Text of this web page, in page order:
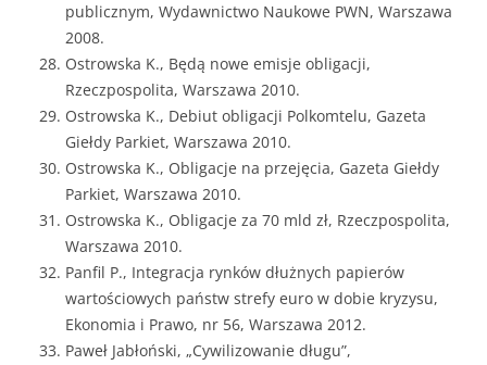
publicznym, Wydawnictwo Naukowe PWN, Warszawa
2008.
Ostrowska K., Będą nowe emisje obligacji,
Rzeczpospolita, Warszawa 2010.
Ostrowska K., Debiut obligacji Polkomtelu, Gazeta
Giełdy Parkiet, Warszawa 2010.
Ostrowska K., Obligacje na przejęcia, Gazeta Giełdy
Parkiet, Warszawa 2010.
Ostrowska K., Obligacje za 70 mld zł, Rzeczpospolita,
Warszawa 2010.
Panfil P., Integracja rynków dłużnych papierów
wartościowych państw strefy euro w dobie kryzysu,
Ekonomia i Prawo, nr 56, Warszawa 2012.
Paweł Jabłoński, „Cywilizowanie długu”,